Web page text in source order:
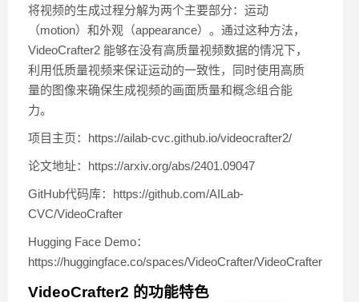
将视频的生成过程分解为两个主要部分：运动
（motion）和外观（appearance）。通过这种方法，
VideoCrafter2 能够在没有高质量视频数据的情况下，
利用低质量视频来保证运动的一致性，同时使用高质
量的图像来确保生成视频的画面质量和概念组合能
力。
项目主页：https://ailab-cvc.github.io/videocrafter2/
论文地址：https://arxiv.org/abs/2401.09047
GitHub代码库：https://github.com/AILab-
CVC/VideoCrafter
Hugging Face Demo：
https://huggingface.co/spaces/VideoCrafter/VideoCrafter2
VideoCrafter2 的功能特色